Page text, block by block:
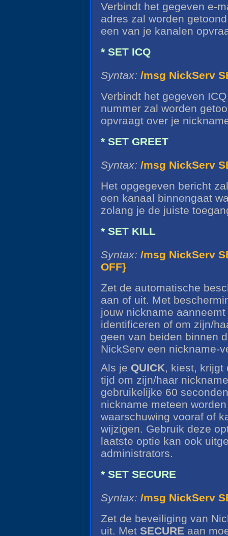
Verbindt het gegeven e-
adres zal worden
een van je kanalen
* SET ICQ
Syntax: /msg NickServ
Verbindt het gegeven
nummer zal worden
opvraagt over je
* SET GREET
Syntax: /msg NickServ
Het opgegeven bericht
een kanaal binnengaat
zolang je de juiste
* SET KILL
Syntax: /msg NickServ
OFF}
Zet de automatische
aan of uit. Met
jouw nickname
identificeren of om zijn/
geen van beiden binnen
NickServ een nickname-
Als je QUICK, kiest, krijgt
tijd om zijn/haar
gebruikelijke 60
nickname meteen
waarschuwing vooraf of
wijzigen. Gebruik deze
laatste optie kan ook
administrators.
* SET SECURE
Syntax: /msg NickServ
Zet de beveiliging van
uit. Met SECURE aan